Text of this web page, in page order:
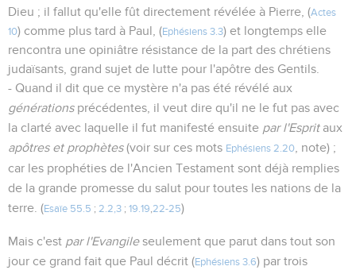
Dieu ; il fallut qu'elle fût directement révélée à Pierre, (Actes
10) comme plus tard à Paul, (Ephésiens 3.3) et longtemps elle
rencontra une opiniâtre résistance de la part des chrétiens
judaïsants, grand sujet de lutte pour l'apôtre des Gentils.
- Quand il dit que ce mystère n'a pas été révélé aux
générationsprécédentes, il veut dire qu'il ne le fut pas avec
la clarté avec laquelle il fut manifesté ensuite par l'Espritaux
apôtres et prophètes(voir sur ces mots Ephésiens 2.20
, note) ;
car les prophéties de l'Ancien Testament sont déjà remplies
de la grande promesse du salut pour toutes les nations de la
terre. (Esaïe 55.5 ; 2.2,3 ; 19.19 22-25)
Mais c'est par l'Evangileseulement que parut dans tout son
jour ce grand fait que Paul décrit (Ephésiens 3.6) par trois